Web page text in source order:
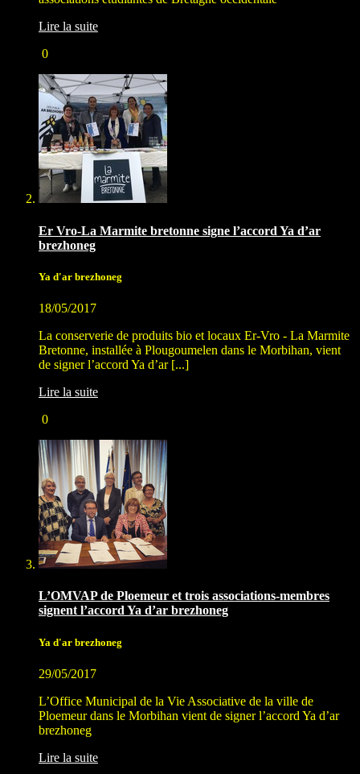
Lire la suite
0
Er Vro-La Marmite bretonne signe l’accord Ya d’ar
brezhoneg
Ya d'ar brezhoneg
18/05/2017
La conserverie de produits bio et locaux Er-Vro - La Marmite
Bretonne, installée à Plougoumelen dans le Morbihan, vient
de signer l’accord Ya d’ar [...]
Lire la suite
0
L’OMVAP de Ploemeur et trois associations-membres
signent l’accord Ya d’ar brezhoneg
Ya d'ar brezhoneg
29/05/2017
L’Office Municipal de la Vie Associative de la ville de
Ploemeur dans le Morbihan vient de signer l’accord Ya d’ar
brezhoneg
Lire la suite